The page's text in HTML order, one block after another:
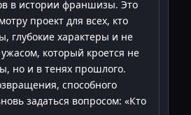
в истории франшизы. Это
проект для всех, кто
глубокие характеры и не
ужасом, который кроется не
но и в тенях прошлого.
способного
задаться вопросом: «Кто